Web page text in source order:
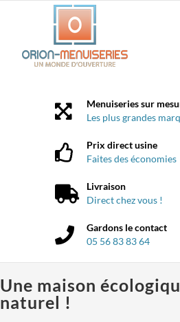
Menuiseries sur
Les plus grandes
Prix direct usine
Faites des économies
Livraison
Direct chez vous !
Gardons le contact
05 56 83 83 64
Une maison
naturel !